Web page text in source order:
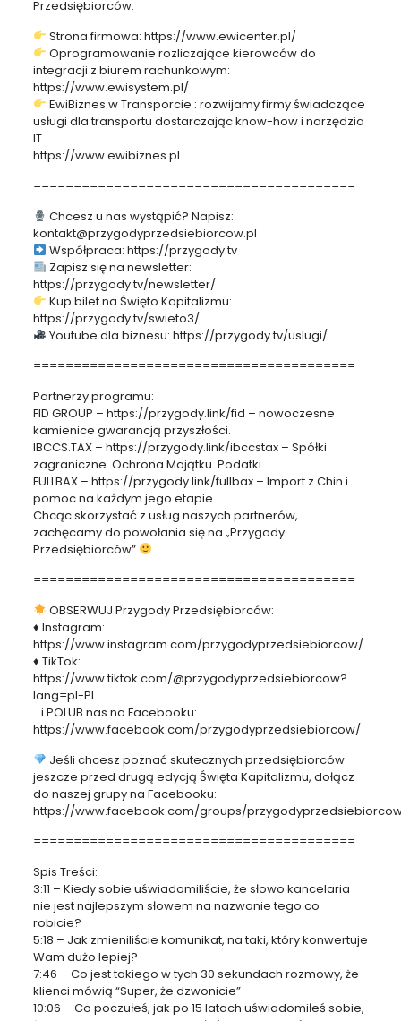
Przedsiębiorców.
Strona firmowa: https://www.ewicenter.pl/
Oprogramowanie rozliczające kierowców do
integracji z biurem rachunkowym:
https://www.ewisystem.pl/
EwiBiznes w Transporcie : rozwijamy firmy świadczące
usługi dla transportu dostarczając know-how i narzędzia
IT
https://www.ewibiznes.pl
========================================
Chcesz u nas wystąpić? Napisz:
kontakt@przygodyprzedsiebiorcow.pl
Współpraca: https://przygody.tv
Zapisz się na newsletter:
https://przygody.tv/newsletter/
Kup bilet na Święto Kapitalizmu:
https://przygody.tv/swieto3/
Youtube dla biznesu: https://przygody.tv/uslugi/
========================================
Partnerzy programu:
FID GROUP – https://przygody.link/fid – nowoczesne
kamienice gwarancją przyszłości.
IBCCS.TAX – https://przygody.link/ibccstax – Spółki
zagraniczne. Ochrona Majątku. Podatki.
FULLBAX – https://przygody.link/fullbax – Import z Chin i
pomoc na każdym jego etapie.
Chcąc skorzystać z usług naszych partnerów,
zachęcamy do powołania się na „Przygody
Przedsiębiorców”
========================================
OBSERWUJ Przygody Przedsiębiorców:
♦ Instagram:
https://www.instagram.com/przygodyprzedsiebiorcow/
♦ TikTok:
https://www.tiktok.com/@przygodyprzedsiebiorcow?
lang=pl-PL
…i POLUB nas na Facebooku:
https://www.facebook.com/przygodyprzedsiebiorcow/
Jeśli chcesz poznać skutecznych przedsiębiorców
jeszcze przed drugą edycją Święta Kapitalizmu, dołącz
do naszej grupy na Facebooku:
https://www.facebook.com/groups/
========================================
Spis Treści:
3:11 – Kiedy sobie uświadomiliście, że słowo kancelaria
nie jest najlepszym słowem na nazwanie tego co
robicie?
5:18 – Jak zmieniliście komunikat, na taki, który konwertuje
Wam dużo lepiej?
7:46 – Co jest takiego w tych 30 sekundach rozmowy, że
klienci mówią “Super, że dzwonicie”
10:06 – Co poczułeś, jak po 15 latach uświadomiłeś sobie,